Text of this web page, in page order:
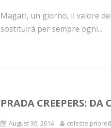
Magari, un giorno, il valore
sostituirà per sempre ogni...
PRADA CREEPERS:
August 30, 2014